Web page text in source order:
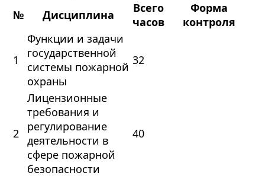
№
Дисциплина
Всего
часов
Форма
контроля
1
Функции и задачи
государственной
системы пожарной
охраны
32
2
Лицензионные
требования и
регулирование
деятельности в
сфере пожарной
безопасности
40